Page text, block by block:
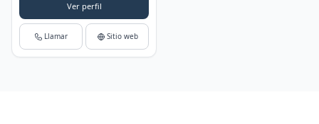
Ver perfil
Llamar Sitio web